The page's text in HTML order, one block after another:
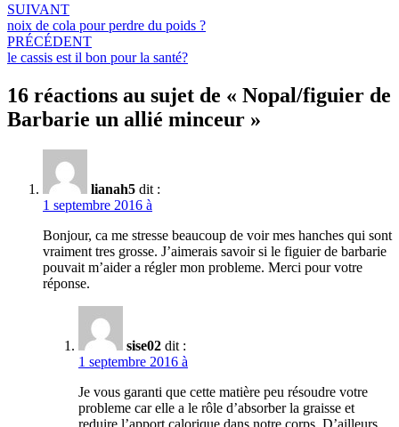
SUIVANT
noix de cola pour perdre du poids ?
PRÉCÉDENT
le cassis est il bon pour la santé?
16 réactions au sujet de « Nopal/figuier de
Barbarie un allié minceur »
lianah5 dit :
1 septembre 2016 à
Bonjour, ca me stresse beaucoup de voir mes hanches qui sont
vraiment tres grosse. J’aimerais savoir si le figuier de barbarie
pouvait m’aider a régler mon probleme. Merci pour votre
réponse.
sise02 dit :
1 septembre 2016 à
Je vous garanti que cette matière peu résoudre votre
probleme car elle a le rôle d’absorber la graisse et
reduire l’apport calorique dans notre corps. D’ailleurs,